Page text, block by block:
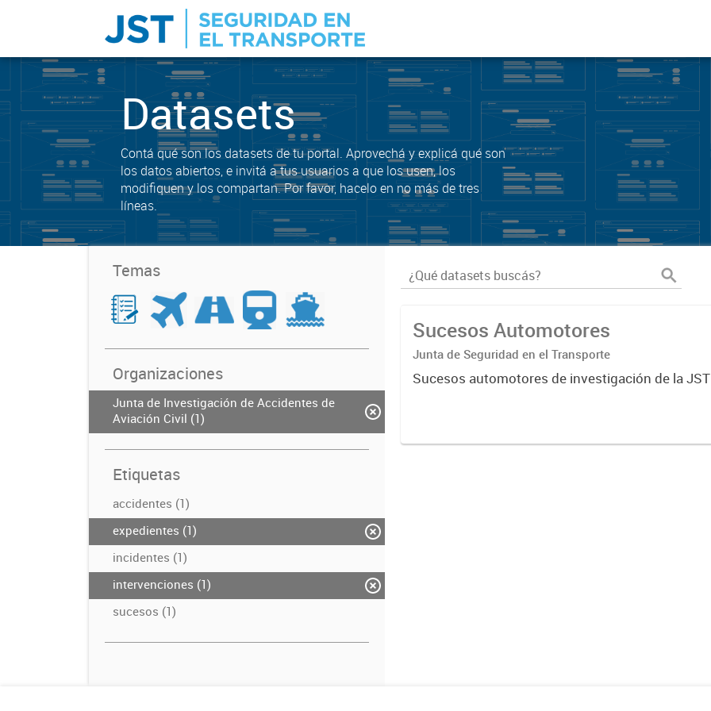
Datasets
Contá qué son los datasets de tu portal. Aprovechá y explicá qué son
los datos abiertos, e invitá a tus usuarios a que los usen, los
modifiquen y los compartan. Por favor, hacelo en no más de tres
líneas.
Temas
Organizaciones
Junta de Investigación de Accidentes de
Aviación Civil (1)
Etiquetas
accidentes (1)
expedientes (1)
incidentes (1)
intervenciones (1)
sucesos (1)
Sucesos Automotores
Junta de Seguridad en el Transporte
Sucesos automotores de investigación de la JST